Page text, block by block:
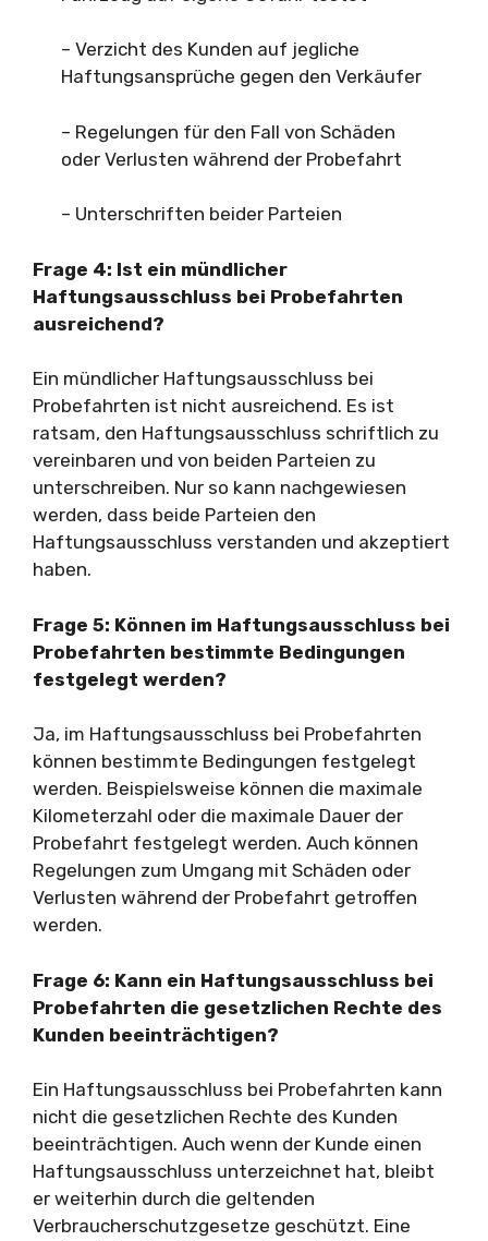
– Verzicht des Kunden auf jegliche
Haftungsansprüche gegen den Verkäufer
– Regelungen für den Fall von Schäden
oder Verlusten während der Probefahrt
– Unterschriften beider Parteien
Frage 4: Ist ein mündlicher
Haftungsausschluss bei Probefahrten
ausreichend?
Ein mündlicher Haftungsausschluss bei
Probefahrten ist nicht ausreichend. Es ist
ratsam, den Haftungsausschluss schriftlich zu
vereinbaren und von beiden Parteien zu
unterschreiben. Nur so kann nachgewiesen
werden, dass beide Parteien den
Haftungsausschluss verstanden und akzeptiert
haben.
Frage 5: Können im Haftungsausschluss bei
Probefahrten bestimmte Bedingungen
festgelegt werden?
Ja, im Haftungsausschluss bei Probefahrten
können bestimmte Bedingungen festgelegt
werden. Beispielsweise können die maximale
Kilometerzahl oder die maximale Dauer der
Probefahrt festgelegt werden. Auch können
Regelungen zum Umgang mit Schäden oder
Verlusten während der Probefahrt getroffen
werden.
Frage 6: Kann ein Haftungsausschluss bei
Probefahrten die gesetzlichen Rechte des
Kunden beeinträchtigen?
Ein Haftungsausschluss bei Probefahrten kann
nicht die gesetzlichen Rechte des Kunden
beeinträchtigen. Auch wenn der Kunde einen
Haftungsausschluss unterzeichnet hat, bleibt
er weiterhin durch die geltenden
Verbraucherschutzgesetze geschützt. Eine